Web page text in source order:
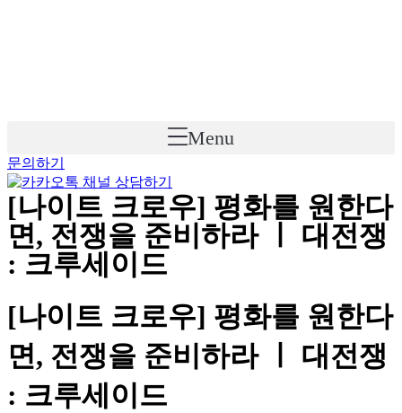
Menu
문의하기
[나이트 크로우] 평화를 원한다
면, 전쟁을 준비하라 ㅣ 대전쟁
: 크루세이드
[나이트 크로우] 평화를 원한다
면, 전쟁을 준비하라 ㅣ 대전쟁
: 크루세이드